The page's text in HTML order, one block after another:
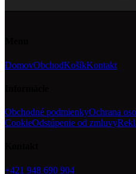
DomovObchodKošíkKontakt
Obchodné podmienkyOchrana
CookieOdstúpenie od zmluvy
+421 948 690 904